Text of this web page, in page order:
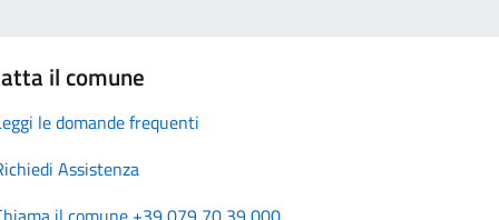
il comune
le domande frequenti
Assistenza